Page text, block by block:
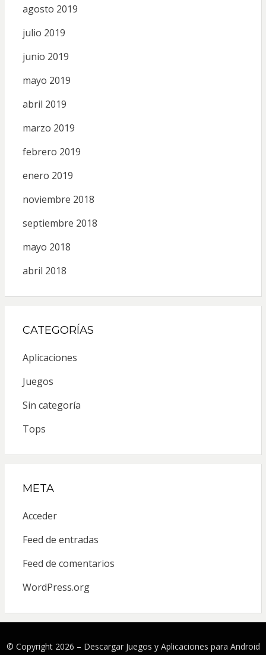
agosto 2019
julio 2019
junio 2019
mayo 2019
abril 2019
marzo 2019
febrero 2019
enero 2019
noviembre 2018
septiembre 2018
mayo 2018
abril 2018
CATEGORÍAS
Aplicaciones
Juegos
Sin categoría
Tops
META
Acceder
Feed de entradas
Feed de comentarios
WordPress.org
© Copyright 2026 – Descargar Juegos y Aplicaciones para Android